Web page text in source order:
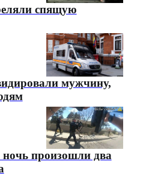
спящую
мужчину,
произошли два